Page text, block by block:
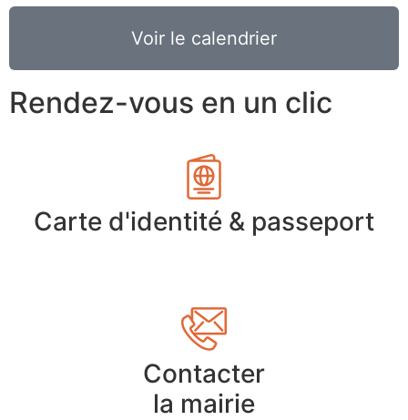
Voir le calendrier
Rendez-vous en un clic
Carte d'identité & passeport
Contacter
la mairie